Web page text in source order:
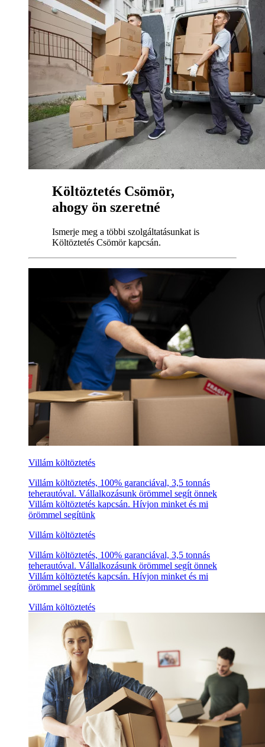
Költöztetés Csömör,
ahogy ön szeretné
Ismerje meg a többi szolgáltatásunkat is
Költöztetés Csömör kapcsán.
Villám költöztetés
Villám költöztetés, 100% garanciával, 3,5 tonnás
teherautóval. Vállalkozásunk örömmel segít önnek
Villám költöztetés kapcsán. Hívjon minket és mi
örömmel segítünk
Villám költöztetés
Villám költöztetés, 100% garanciával, 3,5 tonnás
teherautóval. Vállalkozásunk örömmel segít önnek
Villám költöztetés kapcsán. Hívjon minket és mi
örömmel segítünk
Villám költöztetés